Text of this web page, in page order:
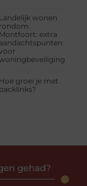
Landelijk wonen
rondom
Montfoort: extra
aandachtspunten
Hoe groei je met
backlinks?
gehad?